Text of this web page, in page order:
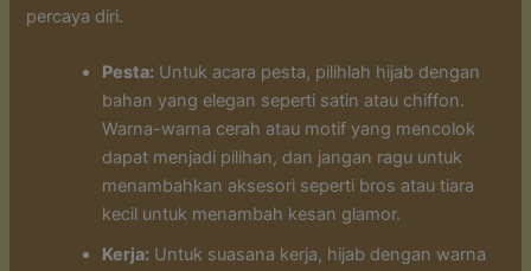
percaya diri.
Pesta: Untuk acara pesta, pilihlah hijab dengan
bahan yang elegan seperti satin atau chiffon.
Warna-warna cerah atau motif yang mencolok
dapat menjadi pilihan, dan jangan ragu untuk
menambahkan aksesori seperti bros atau tiara
kecil untuk menambah kesan glamor.
Kerja: Untuk suasana kerja, hijab dengan warna